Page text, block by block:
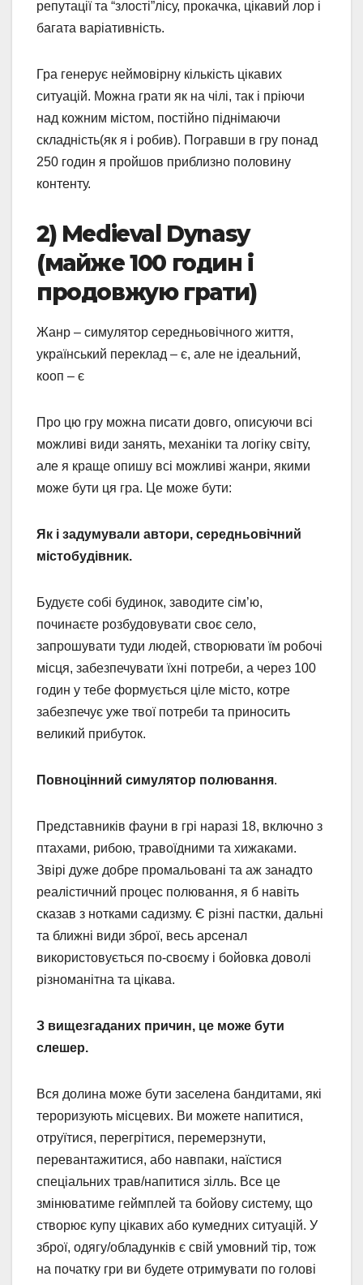
репутації та “злості”лісу, прокачка, цікавий лор і
багата варіативність.
Гра генерує неймовірну кількість цікавих
ситуацій. Можна грати як на чілі, так і пріючи
над кожним містом, постійно піднімаючи
складність(як я і робив). Погравши в гру понад
250 годин я пройшов приблизно половину
контенту.
2) Medieval Dynasy
(майже 100 годин і
продовжую грати)
Жанр – симулятор середньовічного життя,
український переклад – є, але не ідеальний,
кооп – є
Про цю гру можна писати довго, описуючи всі
можливі види занять, механіки та логіку світу,
але я краще опишу всі можливі жанри, якими
може бути ця гра. Це може бути:
Як і задумували автори, середньовічний
містобудівник.
Будуєте собі будинок, заводите сім’ю,
починаєте розбудовувати своє село,
запрошувати туди людей, створювати їм робочі
місця, забезпечувати їхні потреби, а через 100
годин у тебе формується ціле місто, котре
забезпечує уже твої потреби та приносить
великий прибуток.
Повноцінний симулятор полювання.
Представників фауни в грі наразі 18, включно з
птахами, рибою, травоїдними та хижаками.
Звірі дуже добре промальовані та аж занадто
реалістичний процес полювання, я б навіть
сказав з нотками садизму. Є різні пастки, дальні
та ближні види зброї, весь арсенал
використовується по-своєму і бойовка доволі
різноманітна та цікава.
З вищезгаданих причин, це може бути
слешер.
Вся долина може бути заселена бандитами, які
тероризують місцевих. Ви можете напитися,
отруїтися, перегрітися, перемерзнути,
перевантажитися, або навпаки, наїстися
спеціальних трав/напитися зілль. Все це
змінюватиме геймплей та бойову систему, що
створює купу цікавих або кумедних ситуацій. У
зброї, одягу/обладунків є свій умовний тір, тож
на початку гри ви будете отримувати по голові